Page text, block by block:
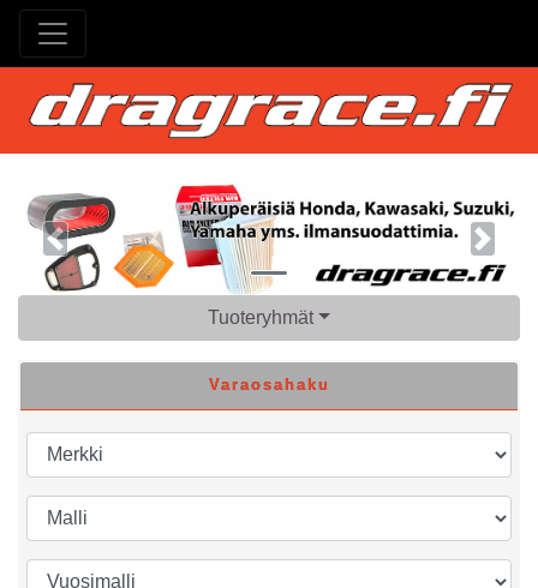
Previous Next
Tuoteryhmät
Varaosahaku